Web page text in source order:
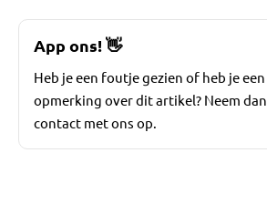
App ons!👋
Heb je een foutje gezien of heb je een
opmerking over dit artikel? Neem dan
contact met ons op.